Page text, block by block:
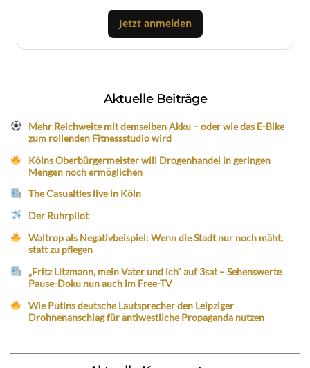
Jetzt anmelden
Aktuelle Beiträge
Mehr Reichweite mit demselben Akku – oder wie das E-Bike
zum rollenden Fitnessstudio wird
Kölns Oberbürgermeister will Drogenhandel in geringen
Mengen noch ermöglichen
The Casualties live in Köln
Der Ruhrpilot
Waltrop als Negativbeispiel: Wenn die Stadt nur noch mäht,
statt zu pflegen
„Fritz Litzmann, mein Vater und ich“ auf 3sat – Sehenswerte
Pause-Doku nun auch im Free-TV
Wie Putins deutsche Lautsprecher den Leipziger
Drohnenanschlag für antiwestliche Propaganda nutzen